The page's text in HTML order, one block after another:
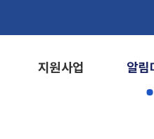
지원사업 알림